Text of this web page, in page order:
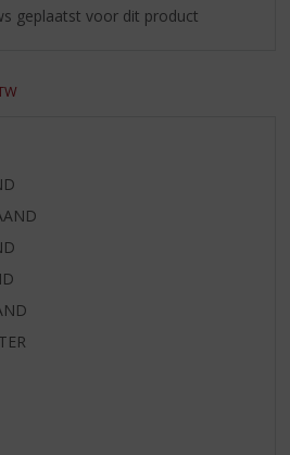
geplaatst voor dit product